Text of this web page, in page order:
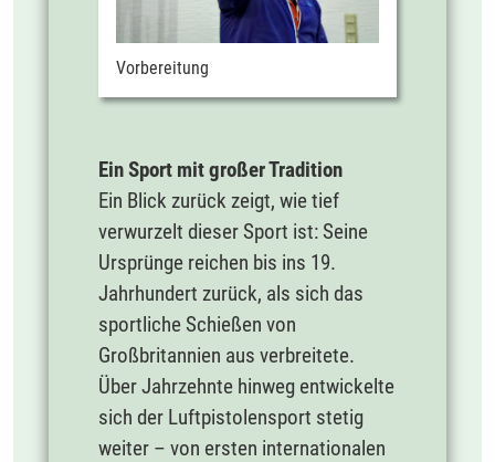
Vorbereitung
Ein Sport mit großer Tradition
Ein Blick zurück zeigt, wie tief
verwurzelt dieser Sport ist: Seine
Ursprünge reichen bis ins 19.
Jahrhundert zurück, als sich das
sportliche Schießen von
Großbritannien aus verbreitete.
Über Jahrzehnte hinweg entwickelte
sich der Luftpistolensport stetig
weiter – von ersten internationalen